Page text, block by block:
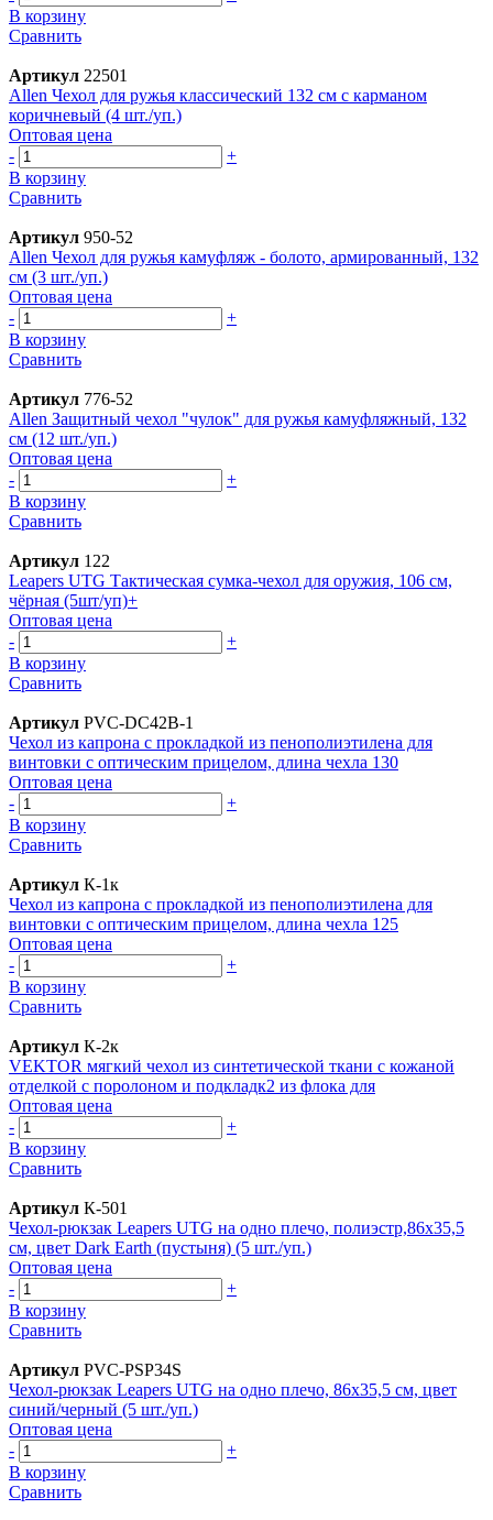
В корзину
Сравнить
Артикул 22501
Allen Чехол для ружья классический 132 см с карманом
коричневый (4 шт./уп.)
Оптовая цена
-
+
В корзину
Сравнить
Артикул 950-52
Allen Чехол для ружья камуфляж - болото, армированный, 132
см (3 шт./уп.)
Оптовая цена
-
+
В корзину
Сравнить
Артикул 776-52
Allen Защитный чехол "чулок" для ружья камуфляжный, 132
см (12 шт./уп.)
Оптовая цена
-
+
В корзину
Сравнить
Артикул 122
Leapers UTG Тактическая сумка-чехол для оружия, 106 см,
чёрная (5шт/уп)+
Оптовая цена
-
+
В корзину
Сравнить
Артикул PVC-DC42B-1
Чехол из капрона с прокладкой из пенополиэтилена для
винтовки с оптическим прицелом, длина чехла 130
Оптовая цена
-
+
В корзину
Сравнить
Артикул К-1к
Чехол из капрона с прокладкой из пенополиэтилена для
винтовки с оптическим прицелом, длина чехла 125
Оптовая цена
-
+
В корзину
Сравнить
Артикул К-2к
VEKTOR мягкий чехол из синтетической ткани с кожаной
отделкой с поролоном и подкладк2 из флока для
Оптовая цена
-
+
В корзину
Сравнить
Артикул К-501
Чехол-рюкзак Leapers UTG на одно плечо, полиэстр,86x35,5
см, цвет Dark Earth (пустыня) (5 шт./уп.)
Оптовая цена
-
+
В корзину
Сравнить
Артикул PVC-PSP34S
Чехол-рюкзак Leapers UTG на одно плечо, 86x35,5 см, цвет
синий/черный (5 шт./уп.)
Оптовая цена
-
+
В корзину
Сравнить